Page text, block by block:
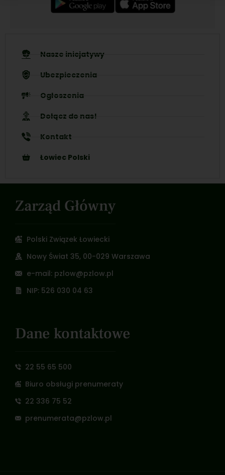
Nasze inicjatywy
Ubezpieczenia
Ogłoszenia
Dołącz do nas!
Kontakt
Łowiec Polski
Zarząd Główny
Polski Związek Łowiecki
Nowy Świat 35, 00-029 Warszawa
e-mail: pzlow@pzlow.pl
NIP: 526 030 04 63
Dane kontaktowe
22 55 65 500
Biuro obsługi prenumeraty
22 336 75 52
prenumerata@pzlow.pl